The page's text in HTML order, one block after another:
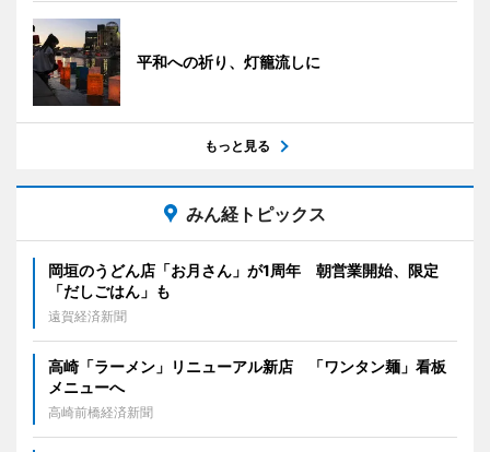
平和への祈り、灯籠流しに
もっと見る
みん経トピックス
岡垣のうどん店「お月さん」が1周年 朝営業開始、限定
「だしごはん」も
遠賀経済新聞
高崎「ラーメン」リニューアル新店 「ワンタン麺」看板
メニューへ
高崎前橋経済新聞